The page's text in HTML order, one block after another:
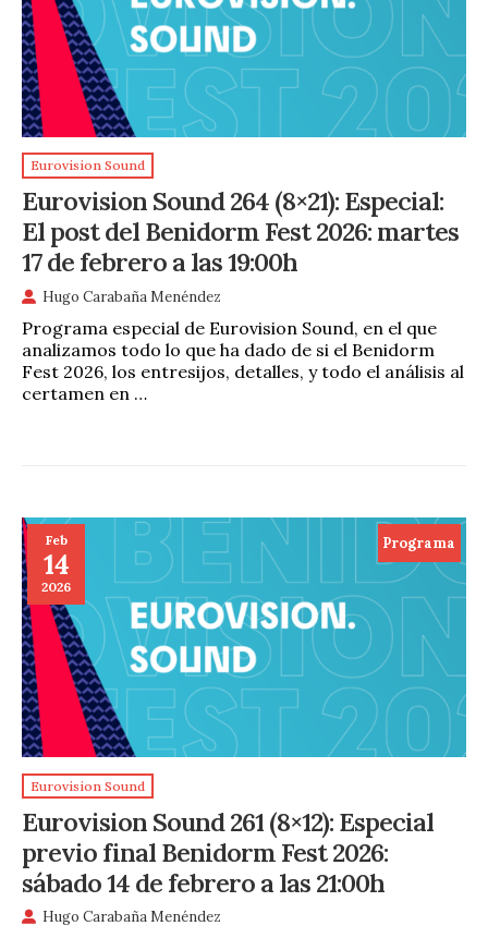
Eurovision Sound
Eurovision Sound 264 (8×21): Especial:
El post del Benidorm Fest 2026: martes
17 de febrero a las 19:00h
Hugo Carabaña Menéndez
Programa especial de Eurovision Sound, en el que
analizamos todo lo que ha dado de si el Benidorm
Fest 2026, los entresijos, detalles, y todo el análisis al
certamen en …
Feb
14
2026
Programa
Eurovision Sound
Eurovision Sound 261 (8×12): Especial
previo final Benidorm Fest 2026:
sábado 14 de febrero a las 21:00h
Hugo Carabaña Menéndez